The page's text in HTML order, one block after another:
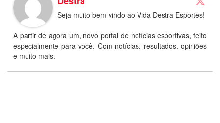
Seja muito bem-vindo ao Vida Destra Esportes!
A partir de agora um, novo portal de notícias esportivas, feito
especialmente para você. Com notícias, resultados, opiniões
e muito mais.